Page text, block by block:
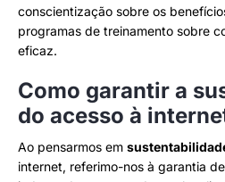
conscientização sobre os
programas de treinamento sobre
eficaz.
Como garantir a
do acesso à
Ao pensarmos em
internet, referimo-nos à garantia